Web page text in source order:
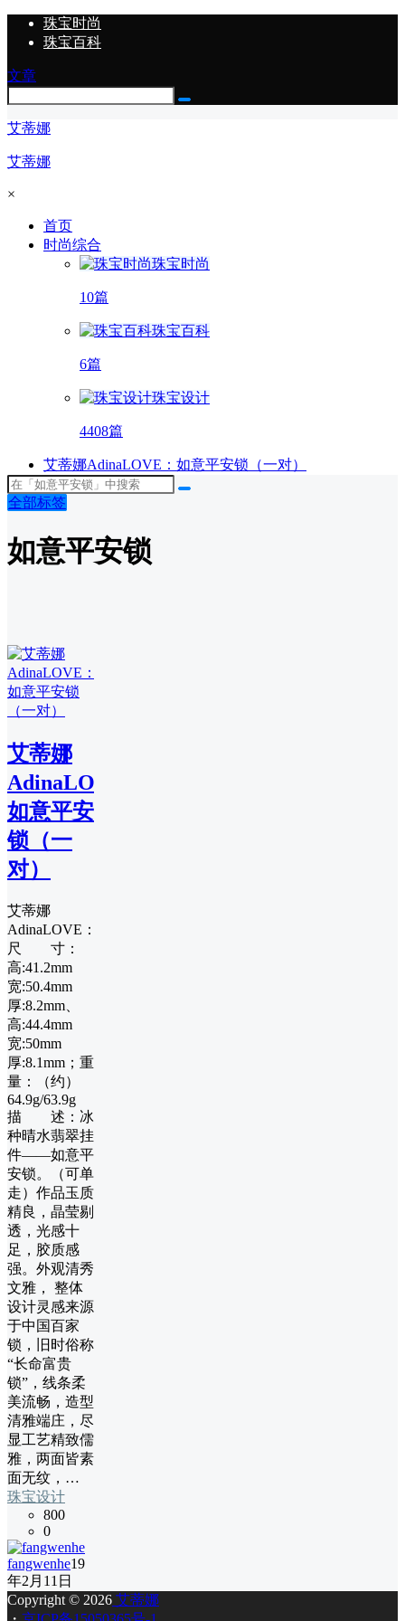
珠宝时尚
珠宝百科
文章
艾蒂娜
艾蒂娜
×
首页
时尚综合
珠宝时尚
10篇
珠宝百科
6篇
珠宝设计
4408篇
艾蒂娜AdinaLOVE：如意平安锁（一对）
全部标签
如意平安锁
艾蒂娜
AdinaLOVE：
如意平安
锁（一
对）
艾蒂娜
AdinaLOVE：
尺 寸：
高:41.2mm
宽:50.4mm
厚:8.2mm、
高:44.4mm
宽:50mm
厚:8.1mm；重
量：（约）
64.9g/63.9g
描 述：冰
种晴水翡翠挂
件——如意平
安锁。（可单
走）作品玉质
精良，晶莹剔
透，光感十
足，胶质感
强。外观清秀
文雅， 整体
设计灵感来源
于中国百家
锁，旧时俗称
“长命富贵
锁”，线条柔
美流畅，造型
清雅端庄，尽
显工艺精致儒
雅，两面皆素
面无纹，…
珠宝设计
800
0
fangwenhe19
年2月11日
Copyright © 2026 艾蒂娜